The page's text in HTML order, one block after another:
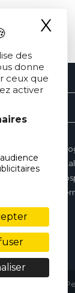
des
donne
ceux que
activer
X
de
aux
© 2026 •